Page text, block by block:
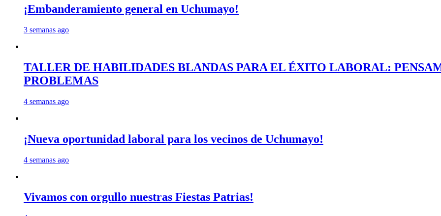
¡Embanderamiento general en Uchumayo!
3 semanas ago
TALLER DE HABILIDADES BLANDAS PARA EL ÉXITO LABORAL:
PROBLEMAS
4 semanas ago
¡Nueva oportunidad laboral para los vecinos de Uchumayo!
4 semanas ago
Vivamos con orgullo nuestras Fiestas Patrias!